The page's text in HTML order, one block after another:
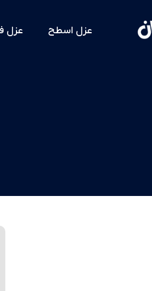
عزل اسطح عزل